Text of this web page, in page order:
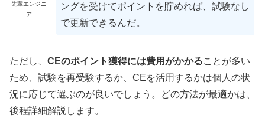
先輩エンジニ
ア
ングを受けてポイントを貯めれば、試験なし
で更新できるんだ。
ただし、 CEのポイント獲得には費用がかかることが多い
ため、試験を再受験するか、CEを活用するかは個人の状
況に応じて選ぶのが良いでしょう。どの方法が最適かは、
後程詳細解説します。